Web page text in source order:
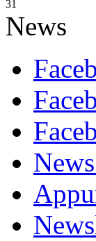
31
News